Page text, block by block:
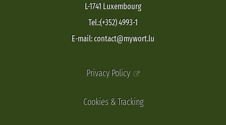
L-1741 Luxembourg
Tel.:(+352) 4993-1
E-mail: contact@mywort.lu
Privacy Policy
Cookies & Tracking